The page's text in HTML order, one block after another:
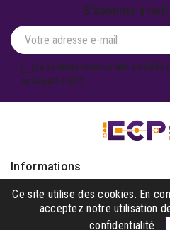
S'abonner à
Je souhaite recevoir des
de la part d'ECP.
Informations
Produits
Notre société
Ce site utilise des cookies. En
acceptez notre utilisation
confidentialité